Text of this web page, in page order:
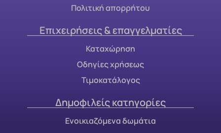
Πολιτική απορρήτου
Επιχειρήσεις & επαγγελματίες
Καταχώρηση
Οδηγίες χρήσεως
Τιμοκατάλογος
Δημοφιλείς κατηγορίες
Ενοικιαζόμενα δωμάτια